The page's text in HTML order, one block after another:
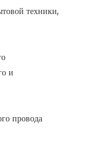
техники,
и